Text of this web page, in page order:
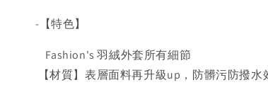
-【特色】
Fashion's 羽絨外套所有細節
【材質】表層面料再升級up，防髒污防撥